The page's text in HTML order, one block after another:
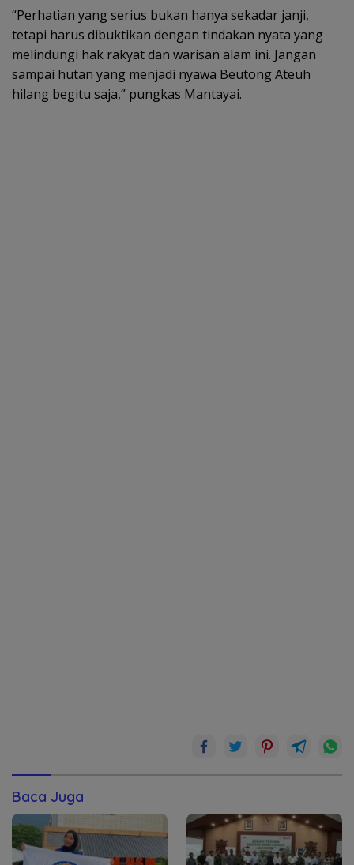
“Perhatian yang serius bukan hanya sekadar janji,
tetapi harus dibuktikan dengan tindakan nyata yang
melindungi hak rakyat dan warisan alam ini. Jangan
sampai hutan yang menjadi nyawa Beutong Ateuh
hilang begitu saja,” pungkas Mantayai.
Baca Juga